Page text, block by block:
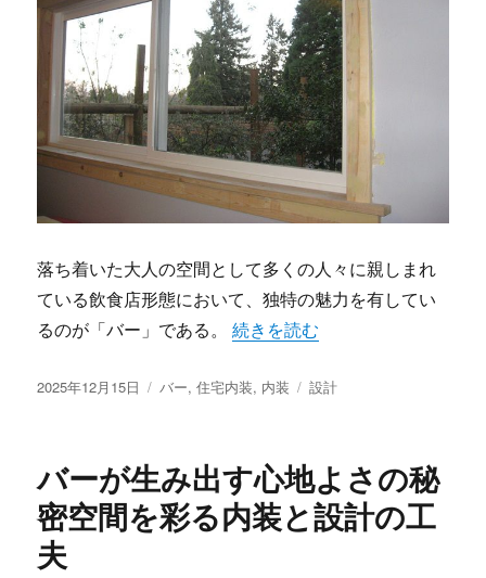
落ち着いた大人の空間として多くの人々に親しまれ
ている飲食店形態において、独特の魅力を有してい
るのが「バー」である。“バーの内装と設計が紡ぐ大人
続きを読む
投
2025年12月15日
カ
ー
バー,住宅内装, 内装
タ
設計
バーが生み出す心地よさの秘
密空間を彩る内装と設計の工
夫